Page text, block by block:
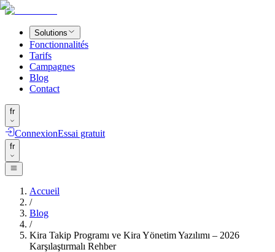
Solutions
Fonctionnalités
Tarifs
Campagnes
Blog
Contact
fr
ConnexionEssai gratuit
fr
Accueil
/
Blog
/
Kira Takip Programı ve Kira Yönetim Yazılımı – 2026
Karşılaştırmalı Rehber